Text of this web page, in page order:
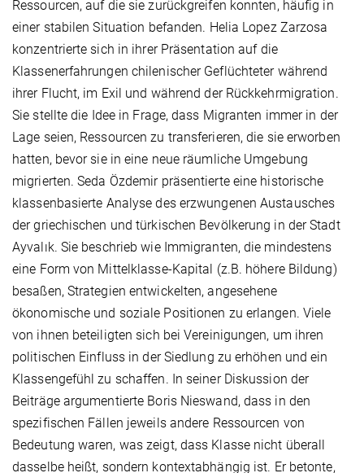
Ressourcen, auf die sie zurückgreifen konnten, häufig in
einer stabilen Situation befanden. Helia Lopez Zarzosa
konzentrierte sich in ihrer Präsentation auf die
Klassenerfahrungen chilenischer Geflüchteter während
ihrer Flucht, im Exil und während der Rückkehrmigration.
Sie stellte die Idee in Frage, dass Migranten immer in der
Lage seien, Ressourcen zu transferieren, die sie erworben
hatten, bevor sie in eine neue räumliche Umgebung
migrierten. Seda Özdemir präsentierte eine historische
klassenbasierte Analyse des erzwungenen Austausches
der griechischen und türkischen Bevölkerung in der Stadt
Ayvalık. Sie beschrieb wie Immigranten, die mindestens
eine Form von Mittelklasse-Kapital (z.B. höhere Bildung)
besaßen, Strategien entwickelten, angesehene
ökonomische und soziale Positionen zu erlangen. Viele
von ihnen beteiligten sich bei Vereinigungen, um ihren
politischen Einfluss in der Siedlung zu erhöhen und ein
Klassengefühl zu schaffen. In seiner Diskussion der
Beiträge argumentierte Boris Nieswand, dass in den
spezifischen Fällen jeweils andere Ressourcen von
Bedeutung waren, was zeigt, dass Klasse nicht überall
dasselbe heißt, sondern kontextabhängig ist. Er betonte,